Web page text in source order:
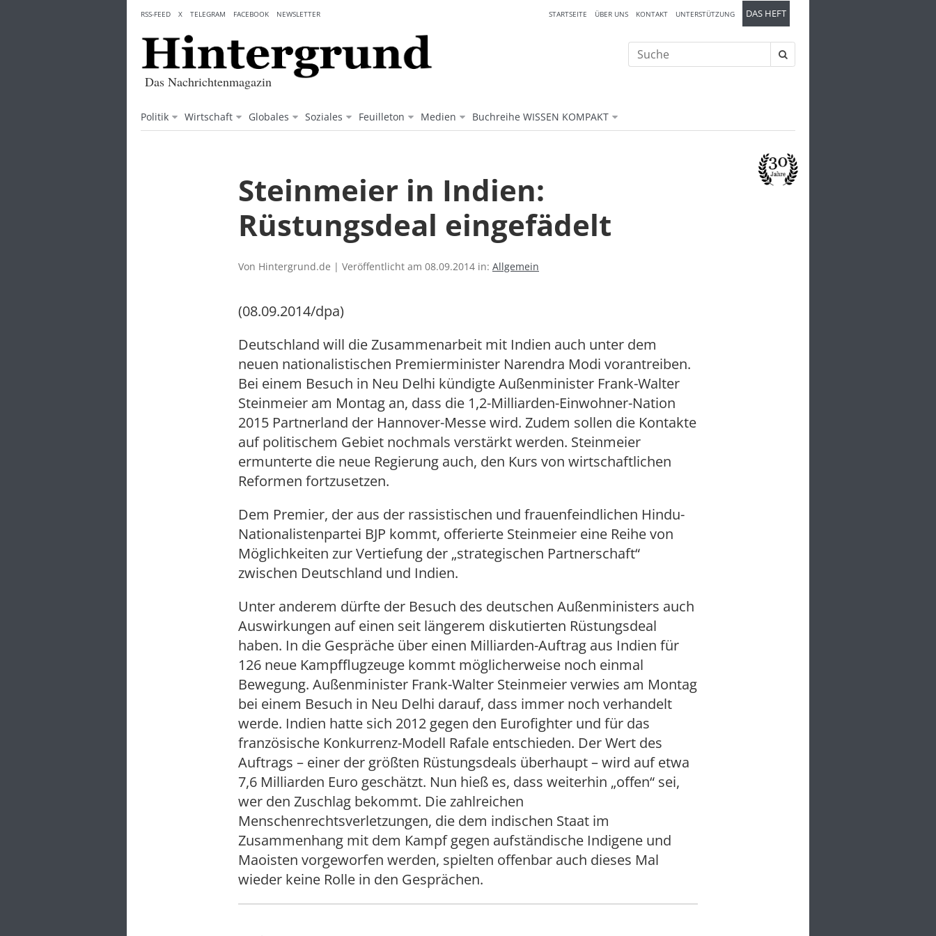
content
Das Nachrichtenmagazin
Politik Wirtschaft Globales Soziales Feuilleton Medien Buchreihe WISSEN KOMPAKT
STARTSEITE ÜBER UNS KONTAKT UNTERSTÜTZUNG DAS HEFT
RSS-FEED X TELEGRAM FACEBOOK NEWSLETTER
Suche
nach:
Steinmeier in Indien:
Rüstungsdeal eingefädelt
Von Hintergrund.de | Veröffentlicht am 08.09.2014 in: Allgemein
(08.09.2014/dpa)
Deutschland will die Zusammenarbeit mit Indien auch unter dem
neuen nationalistischen Premierminister Narendra Modi vorantreiben.
Bei einem Besuch in Neu Delhi kündigte Außenminister Frank-Walter
Steinmeier am Montag an, dass die 1,2-Milliarden-Einwohner-Nation
2015 Partnerland der Hannover-Messe wird. Zudem sollen die Kontakte
auf politischem Gebiet nochmals verstärkt werden. Steinmeier
ermunterte die neue Regierung auch, den Kurs von wirtschaftlichen
Reformen fortzusetzen.
Dem Premier, der aus der rassistischen und frauenfeindlichen Hindu-
Nationalistenpartei BJP kommt, offerierte Steinmeier eine Reihe von
Möglichkeiten zur Vertiefung der „strategischen Partnerschaft“
zwischen Deutschland und Indien.
Unter anderem dürfte der Besuch des deutschen Außenministers auch
Auswirkungen auf einen seit längerem diskutierten Rüstungsdeal
haben. In die Gespräche über einen Milliarden-Auftrag aus Indien für
126 neue Kampfflugzeuge kommt möglicherweise noch einmal
Bewegung. Außenminister Frank-Walter Steinmeier verwies am Montag
bei einem Besuch in Neu Delhi darauf, dass immer noch verhandelt
werde. Indien hatte sich 2012 gegen den Eurofighter und für das
französische Konkurrenz-Modell Rafale entschieden. Der Wert des
Auftrags – einer der größten Rüstungsdeals überhaupt – wird auf etwa
7,6 Milliarden Euro geschätzt. Nun hieß es, dass weiterhin „offen“ sei,
wer den Zuschlag bekommt. Die zahlreichen
Menschenrechtsverletzungen, die dem indischen Staat im
Zusammenhang mit dem Kampf gegen aufständische Indigene und
Maoisten vorgeworfen werden, spielten offenbar auch dieses Mal
wieder keine Rolle in den Gesprächen.